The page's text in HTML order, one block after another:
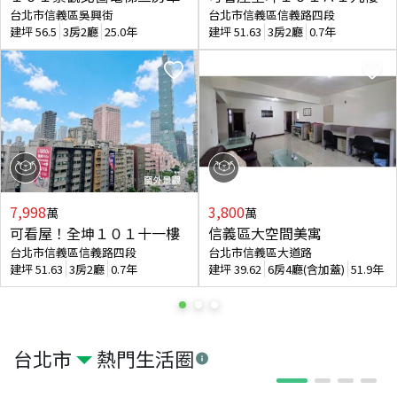
台北市 熱門生活圈
台北市信義區吳興街
建坪56.5 3房2廳 25.0年
7,998萬
可看屋！全坤１０１十一樓
台北市信義區信義路四段
建坪51.63 3房2廳 0.7年
台北市信義區信義路四段
建坪51.63 3房2廳 0.7年
3,800萬
信義區大空間美寓
台北市信義區大道路
建坪39.62 6房4廳(含加蓋) 51.9年